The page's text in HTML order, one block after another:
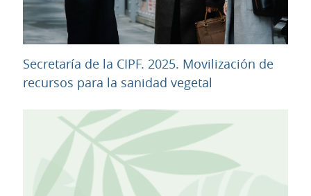
Secretaría de la CIPF. 2025. Movilización de
recursos para la sanidad vegetal